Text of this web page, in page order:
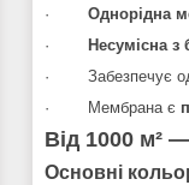
·
Однорідна
·
Несумісна з
·
Забезпечує
·
Мембрана є
Від 1000 м²
Основні